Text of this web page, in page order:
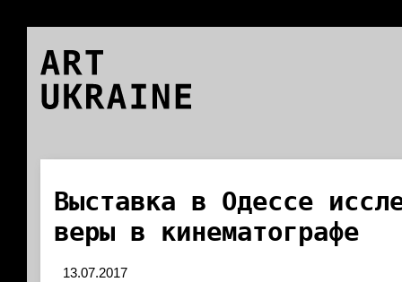
ART
UKRAINE
Выставка в Одессе
веры в кинематографе
13.07.2017